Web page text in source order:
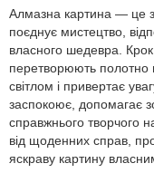
Алмазна картина — це
поєднує мистецтво,
власного шедевра. Крок
перетворюють полотно
світлом і привертає
заспокоює, допомагає
справжнього творчого
від щоденних справ,
яскраву картину